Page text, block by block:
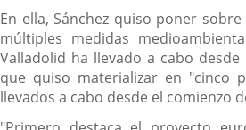
En ella, Sánchez quiso poner
múltiples medidas
Valladolid ha llevado a cabo
que quiso materializar en "cinco
llevados a cabo desde el comienzo